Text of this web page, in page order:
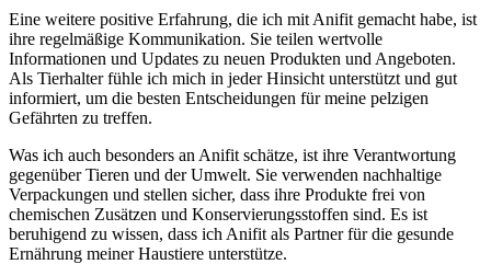
Eine weitere ⁣positive Erfahrung, die ich mit ⁢Anifit gemacht habe, ist
ihre regelmäßige Kommunikation. ⁢Sie ⁣teilen wertvolle
Informationen und Updates zu ⁢neuen ‌Produkten und⁢ Angeboten.
Als Tierhalter fühle ⁤ich mich in jeder Hinsicht unterstützt und gut
⁤informiert, um die besten⁤ Entscheidungen für‍ meine pelzigen
Gefährten ⁢zu treffen.
Was⁣ ich auch besonders​ an Anifit schätze, ist ⁢ihre ​Verantwortung
⁣gegenüber Tieren und der‍ Umwelt. Sie ⁤verwenden⁣ nachhaltige
Verpackungen und ⁤stellen sicher, dass ihre⁣ Produkte ​frei von
chemischen Zusätzen und ​Konservierungsstoffen sind. Es⁢ ist
beruhigend zu wissen, dass ich ‍Anifit als Partner für die gesunde
Ernährung meiner Haustiere unterstütze.